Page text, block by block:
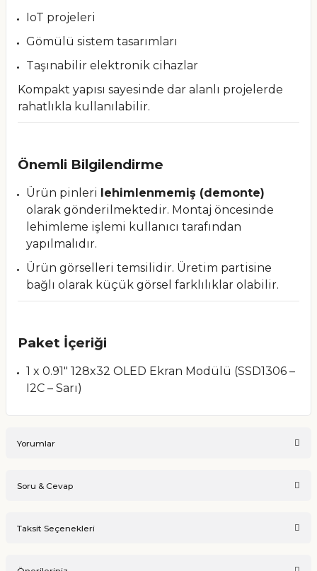
IoT projeleri
Gömülü sistem tasarımları
Taşınabilir elektronik cihazlar
Kompakt yapısı sayesinde dar alanlı projelerde
rahatlıkla kullanılabilir.
Önemli Bilgilendirme
Ürün pinleri lehimlenmemiş (demonte)
olarak gönderilmektedir. Montaj öncesinde
lehimleme işlemi kullanıcı tarafından
yapılmalıdır.
Ürün görselleri temsilidir. Üretim partisine
bağlı olarak küçük görsel farklılıklar olabilir.
Paket İçeriği
1 x 0.91" 128x32 OLED Ekran Modülü (SSD1306 –
I2C – Sarı)
Yorumlar
Soru & Cevap
Taksit Seçenekleri